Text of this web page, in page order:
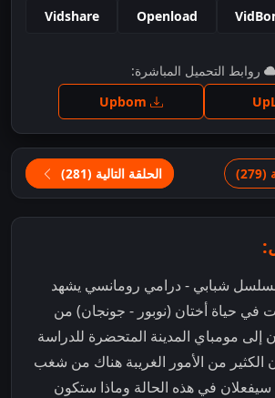
Openload
Vidshare
اضغط للمشاهدة
روابط التحميل المباشرة:
الحلقة التالية (281)
مسلسل شبابي - درامي رومانسي يشهد
في حياة أختان (نوبور - جونجان) من
إلى مومباي المدينة المتحضرة للدراسة
الكثير من الأمور الغريبة هناك من شغب
سيفعلان في هذه الحالة وماذا ستكون